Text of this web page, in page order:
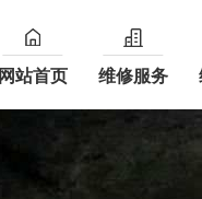
网站首页 维修服务